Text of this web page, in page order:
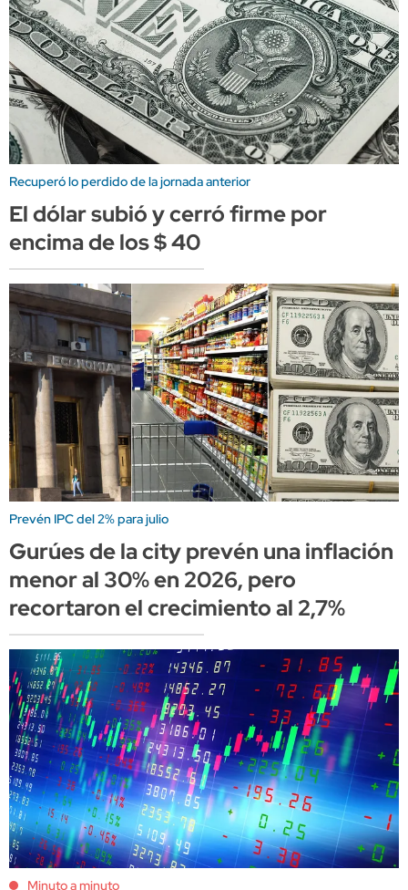
Recuperó lo perdido de la jornada anterior
El dólar subió y cerró firme por
encima de los $ 40
Prevén IPC del 2% para julio
Gurúes de la city prevén una inflación
menor al 30% en 2026, pero
recortaron el crecimiento al 2,7%
Minuto a minuto